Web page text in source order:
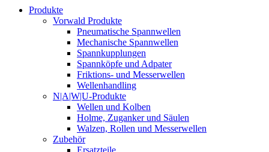
Produkte
Vorwald Produkte
Pneumatische Spannwellen
Mechanische Spannwellen
Spannkupplungen
Spannköpfe und Adpater
Friktions- und Messerwellen
Wellenhandling
N|A|W|U-Produkte
Wellen und Kolben
Holme, Zuganker und Säulen
Walzen, Rollen und Messerwellen
Zubehör
Ersatzteile